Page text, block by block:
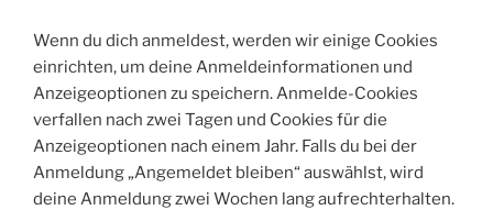
Wenn du dich anmeldest, werden wir einige Cookies
einrichten, um deine Anmeldeinformationen und
Anzeigeoptionen zu speichern. Anmelde-Cookies
verfallen nach zwei Tagen und Cookies für die
Anzeigeoptionen nach einem Jahr. Falls du bei der
Anmeldung „Angemeldet bleiben“ auswählst, wird
deine Anmeldung zwei Wochen lang aufrechterhalten.